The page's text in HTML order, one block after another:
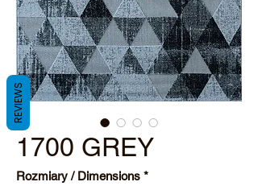
1700 GREY
Rozmiary / Dimensions *
REVIEWS